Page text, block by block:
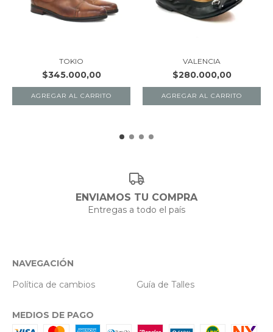
TOKIO
$345.000,00
AGREGAR AL CARRITO
VALENCIA
$280.000,00
AGREGAR AL CARRITO
ENVIAMOS TU COMPRA
Entregas a todo el país
NAVEGACIÓN
Política de cambios
Guía de Talles
MEDIOS DE PAGO